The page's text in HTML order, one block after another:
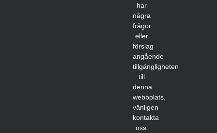
har
några
frågor
eller
förslag
angående
tillgängligheten
till
denna
webbplats,
vänligen
kontakta
oss.